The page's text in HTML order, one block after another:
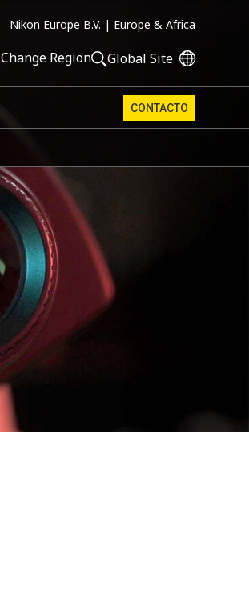
Nikon Europe B.V. | Europe & Africa
Change Region Global Site
CONTACTO